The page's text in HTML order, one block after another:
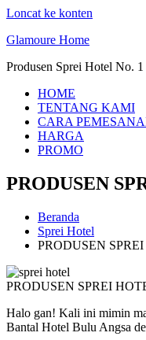
Loncat ke konten
Glamoure Home
Produsen Sprei Hotel No. 1
HOME
TENTANG KAMI
CARA
HARGA
PROMO
PRODUSEN
Beranda
Sprei Hotel
PRODUSEN
PRODUSEN SPREI
Halo gan! Kali ini mimin
Bantal Hotel Bulu Angsa